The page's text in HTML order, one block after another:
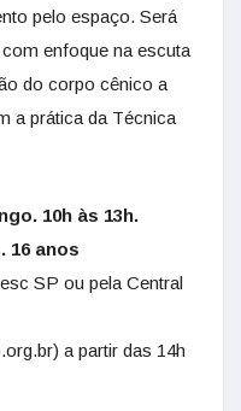
pelo espaço. Será
enfoque na escuta
do corpo cênico a
a prática da Técnica
10h às 13h.
16 anos
SP ou pela Central
a partir das 14h